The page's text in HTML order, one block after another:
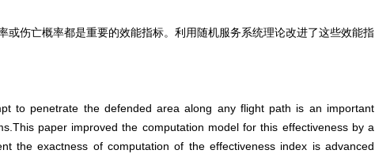
伤亡概率都是重要的效能指标。利用随机服务系统理论改进了这些效能指
to penetrate the defended area along any flight path is an important
paper improved the computation model for this effectiveness by a
the exactness of computation of the effectiveness index is advanced